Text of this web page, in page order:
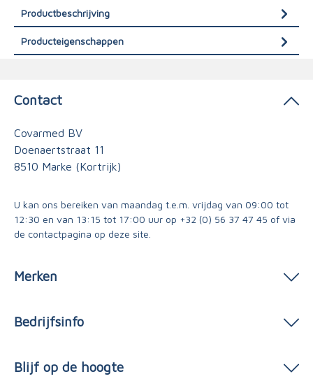
Productbeschrijving
Producteigenschappen
Contact
Covarmed BV
Doenaertstraat 11
8510 Marke (Kortrijk)
U kan ons bereiken van maandag t.e.m. vrijdag van 09:00 tot
12:30 en van 13:15 tot 17:00 uur op +32 (0) 56 37 47 45 of via
de contactpagina op deze site.
Merken
Bedrijfsinfo
Blijf op de hoogte